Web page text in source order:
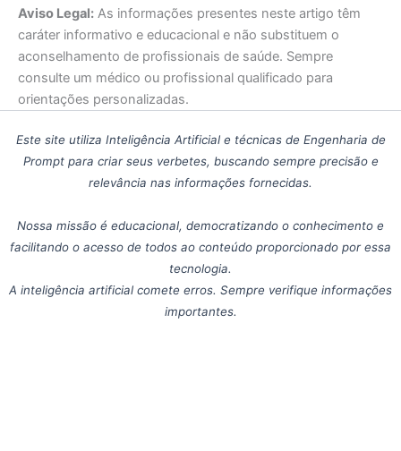
Aviso Legal: As informações presentes neste artigo têm
caráter informativo e educacional e não substituem o
aconselhamento de profissionais de saúde. Sempre
consulte um médico ou profissional qualificado para
orientações personalizadas.
Este site utiliza Inteligência Artificial e técnicas de Engenharia de
Prompt para criar seus verbetes, buscando sempre precisão e
relevância nas informações fornecidas.
Nossa missão é educacional, democratizando o conhecimento e
facilitando o acesso de todos ao conteúdo proporcionado por essa
tecnologia.
A inteligência artificial comete erros. Sempre verifique informações
importantes.